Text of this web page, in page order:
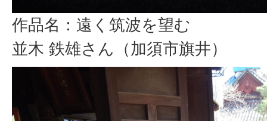
作品名：遠く筑波を望む
並木 鉄雄さん（加須市旗井）